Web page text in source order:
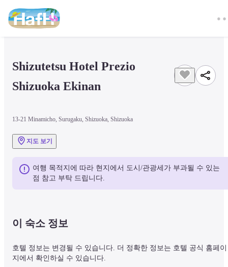
Shizutetsu Hotel Prezio
Shizuoka Ekinan
13-21 Minamicho, Surugaku, Shizuoka, Shizuoka
지도 보기
여행 목적지에 따라 현지에서 도시/관광세가 부과될 수 있는
점 참고 부탁 드립니다.
이 숙소 정보
호텔 정보는 변경될 수 있습니다. 더 정확한 정보는 호텔 공식 홈페이
지에서 확인하실 수 있습니다.